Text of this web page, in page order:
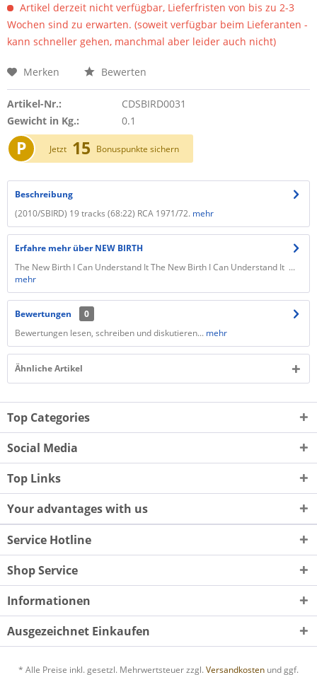
Artikel derzeit nicht verfügbar, Lieferfristen von bis zu 2-3
Wochen sind zu erwarten. (soweit verfügbar beim Lieferanten -
kann schneller gehen, manchmal aber leider auch nicht)
Merken Bewerten
Artikel-Nr.:
CDSBIRD0031
Gewicht in Kg.:
0.1
P Jetzt 15 Bonuspunkte sichern
Beschreibung
(2010/SBIRD) 19 tracks (68:22) RCA 1971/72. mehr
Erfahre mehr über NEW BIRTH
The New Birth I Can Understand It The New Birth I Can Understand It ...
mehr
Bewertungen
0
Bewertungen lesen, schreiben und diskutieren... mehr
Ähnliche Artikel
Top Categories
Social Media
Top Links
Your advantages with us
Service Hotline
Shop Service
Informationen
Ausgezeichnet Einkaufen
* Alle Preise inkl. gesetzl. Mehrwertsteuer zzgl. Versandkosten und ggf.